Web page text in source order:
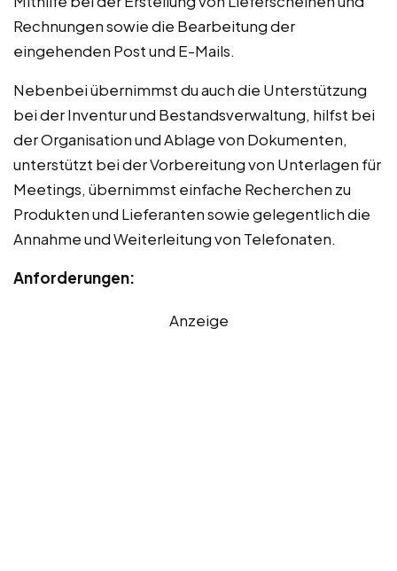
Rechnungen sowie die Bearbeitung der
eingehenden Post und E-Mails.
Nebenbei übernimmst du auch die Unterstützung
bei der Inventur und Bestandsverwaltung, hilfst bei
der Organisation und Ablage von Dokumenten,
unterstützt bei der Vorbereitung von Unterlagen für
Meetings, übernimmst einfache Recherchen zu
Produkten und Lieferanten sowie gelegentlich die
Annahme und Weiterleitung von Telefonaten.
Anforderungen:
Anzeige